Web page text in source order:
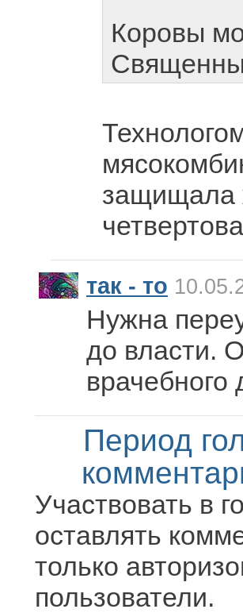
Коровы
защищала
так - то
Нужна
до власти.
Период
Участвовать в
оставлять
только
пользователи.